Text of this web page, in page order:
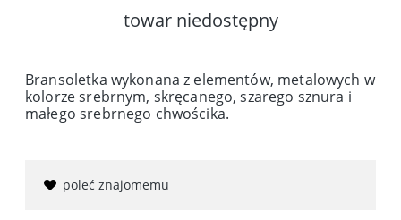
towar niedostępny
Bransoletka wykonana z elementów, metalowych w
kolorze srebrnym, skręcanego, szarego sznura i
małego srebrnego chwościka.
poleć znajomemu